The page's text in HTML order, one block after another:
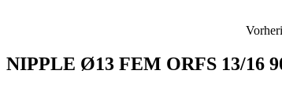
NIPPLE Ø13 FEM ORFS 13/16